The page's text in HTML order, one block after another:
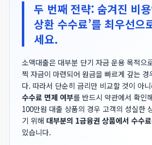
두 번째 전략: 숨겨진 비
상환 수수료’를 최우선으
세요.
소액대출은 대부분 단기 자금 운용 목적으
찍 자금이 마련되어 원금을 빠르게 갚는 경
다. 따라서 단순히 금리만 비교할 것이 아
수수료 면제 여부를 반드시 약관에서 확인
100만원 대출 상품의 경우 고객의 성실한
기 위해 대부분의 1금융권 상품에서 수수
있습니다.